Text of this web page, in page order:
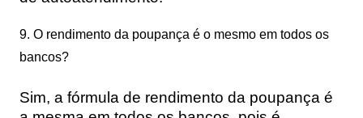
9. O rendimento da poupança é o mesmo em todos os
bancos?
Sim, a fórmula de rendimento da poupança é